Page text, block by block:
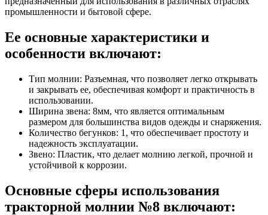
промышленности и бытовой сфере.
Ее основные характеристики и
особенности включают:
Тип молнии: Разъемная, что позволяет легко открывать
и закрывать ее, обеспечивая комфорт и практичность в
использовании.
Ширина звена: 8мм, что является оптимальным
размером для большинства видов одежды и снаряжения.
Количество бегунков: 1, что обеспечивает простоту и
надежность эксплуатации.
Звено: Пластик, что делает молнию легкой, прочной и
устойчивой к коррозии.
Основные сферы использования
тракторной молнии №8 включают: